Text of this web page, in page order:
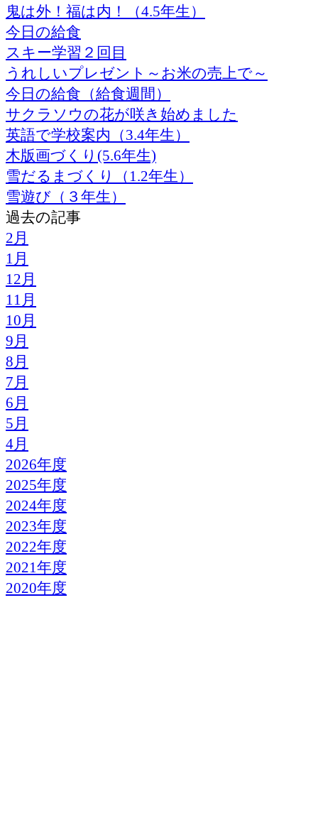
鬼は外！福は内！（4.5年生）
今日の給食
スキー学習２回目
うれしいプレゼント～お米の売上で～
今日の給食（給食週間）
サクラソウの花が咲き始めました
英語で学校案内（3.4年生）
木版画づくり(5.6年生)
雪だるまづくり（1.2年生）
雪遊び（３年生）
過去の記事
2月
1月
12月
11月
10月
9月
8月
7月
6月
5月
4月
2026年度
2025年度
2024年度
2023年度
2022年度
2021年度
2020年度